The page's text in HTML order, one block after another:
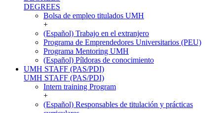
DEGREES
Bolsa de empleo titulados UMH
+
(Español) Trabajo en el extranjero
Programa de Emprendedores Universitarios (PEU)
Programa Mentoring UMH
(Español) Píldoras de conocimiento
UMH STAFF (PAS/PDI)
UMH STAFF (PAS/PDI)
Intern training Program
+
(Español) Responsables de titulación y prácticas